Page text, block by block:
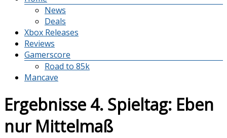
News
Deals
Xbox Releases
Reviews
Gamerscore
Road to 85k
Mancave
Ergebnisse 4. Spieltag: Eben
nur Mittelmaß